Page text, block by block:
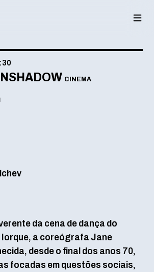
CINEMA
da cena de dança do
Iorque, a coreógrafa Jane
desde o final dos anos 70,
focadas em questões sociais,